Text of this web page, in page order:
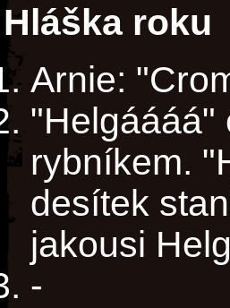
Hláška roku
Arnie:
"Helgáááá"
rybníkem.
desítek
jakousi
-